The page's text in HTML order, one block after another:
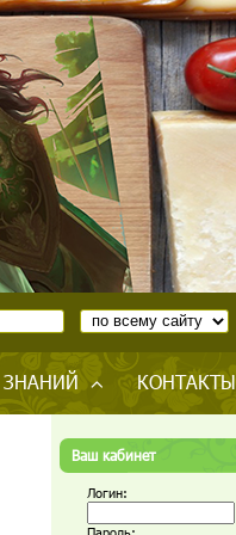
ЗНАНИЙ КОНТАКТЫ
Ваш кабинет
Логин: